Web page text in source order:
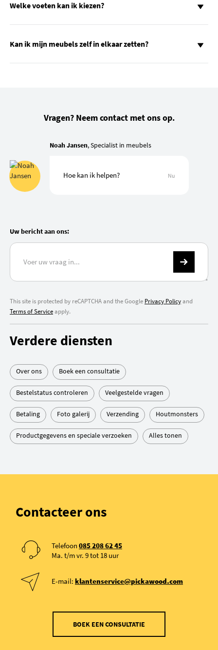
Welke voeten kan ik kiezen?
Kan ik mijn meubels zelf in elkaar zetten?
Vragen? Neem contact met ons op.
Noah Jansen, Specialist in meubels
Hoe kan ik helpen? Nu
Uw bericht aan ons:
This site is protected by reCAPTCHA and the Google Privacy Policyand
Terms of Serviceapply.
Verdere diensten
Over ons Boek een consultatie
Bestelstatus controleren Veelgestelde vragen
Betaling Foto galerij Verzending Houtmonsters
Productgegevens en speciale verzoeken Alles tonen
Contacteer ons
Telefoon 085 208 62 45
Ma. t/m vr. 9 tot 18 uur
E-mail: klantenservice@pickawood.com
BOEK EEN CONSULTATIE